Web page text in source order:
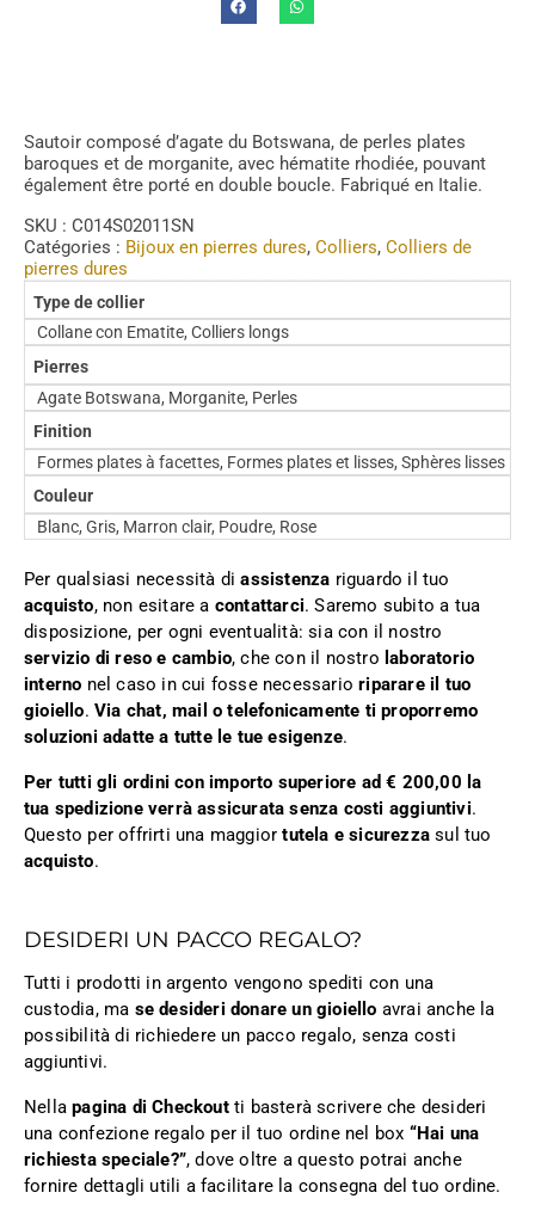
Sautoir composé d’agate du Botswana, de perles plates
baroques et de morganite, avec hématite rhodiée, pouvant
également être porté en double boucle. Fabriqué en Italie.
SKU : C014S02011SN
Catégories : Bijoux en pierres dures, Colliers, Colliers de
pierres dures
Type de collier
Collane con Ematite, Colliers longs
Pierres
Agate Botswana, Morganite, Perles
Finition
Formes plates à facettes, Formes plates et lisses, Sphères lisses
Couleur
Blanc, Gris, Marron clair, Poudre, Rose
Per qualsiasi necessità diassistenza riguardo il tuo
acquisto, non esitare a contattarci. Saremo subito a tua
disposizione, per ogni eventualità: sia con il nostro
servizio di reso e cambio, che con il nostro laboratorio
interno nel caso in cui fosse necessarioriparare il tuo
gioiello.Via chat, mail o telefonicamente ti proporremo
soluzioni adatte a tutte le tue esigenze.
Per tutti gli ordini con importo superiore ad € 200,00 la
tua spedizione verrà assicurata senza costi aggiuntivi.
Questo per offrirti una maggiortutela e sicurezza sul tuo
acquisto.
DESIDERI UN PACCO REGALO?
Tutti i prodotti in argento vengono spediti con una
custodia, ma se desideri donare un gioiello avrai anche la
possibilità di richiedere un pacco regalo, senza costi
aggiuntivi.
Nellapagina di Checkoutti basterà scrivere che desideri
una confezione regalo per il tuo ordine nel box “Hai una
richiesta speciale?”, dove oltre a questo potrai anche
fornire dettagli utili a facilitare la consegna del tuo ordine.